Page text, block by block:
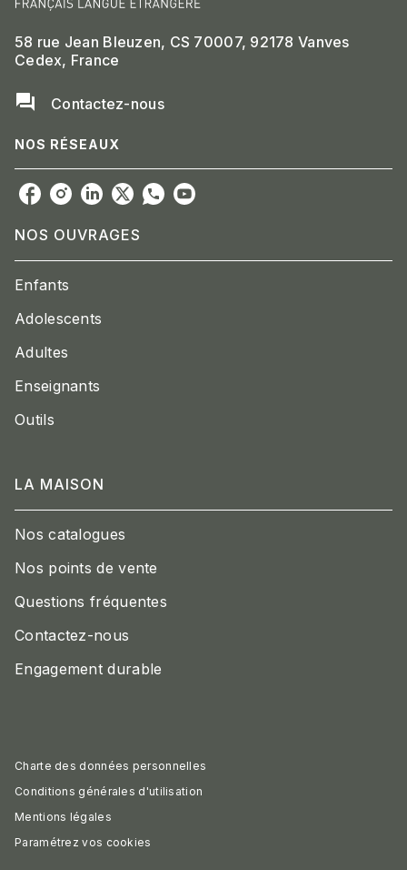
58 rue Jean Bleuzen, CS 70007, 92178 Vanves
Cedex, France
question_answer Contactez-nous
NOS RÉSEAUX
NOS OUVRAGES
Enfants
Adolescents
Adultes
Enseignants
Outils
LA MAISON
Nos catalogues
Nos points de vente
Questions fréquentes
Contactez-nous
Engagement durable
Charte des données personnelles
Conditions générales d'utilisation
Mentions légales
Paramétrez vos cookies